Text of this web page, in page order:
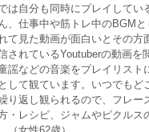
は自分も同時にプレイして
、仕事中や筋トレ中のBGM
て見た動画が面白いとその
されているYoutuberの動画
謡などの音楽をプレイリス
して観ています。いつでも
り返し観られるので、フレ
・レシピ、ジャムやピクル